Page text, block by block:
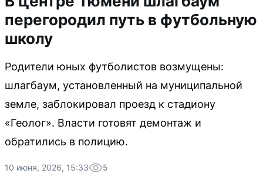
перегородил путь в футбольную
школу
Родители юных футболистов возмущены:
шлагбаум, установленный на муниципальной
земле, заблокировал проезд к стадиону
«Геолог». Власти готовят демонтаж и
обратились в полицию.
10 июня, 2026, 15:33 5